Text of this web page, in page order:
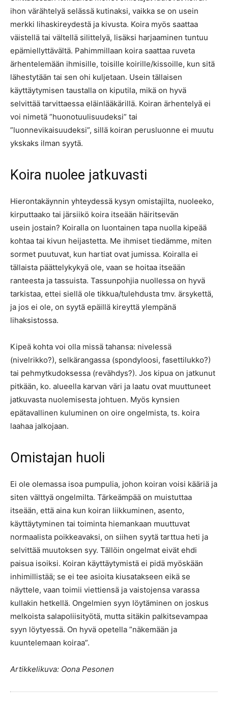
ihon värähtelyä selässä kutinaksi, vaikka se on usein
merkki lihaskireydestä ja kivusta. Koira myös saattaa
väistellä tai vältellä silittelyä, lisäksi harjaaminen tuntuu
epämiellyttävältä. Pahimmillaan koira saattaa ruveta
ärhentelemään ihmisille, toisille koirille/kissoille, kun sitä
lähestytään tai sen ohi kuljetaan. Usein tällaisen
käyttäytymisen taustalla on kiputila, mikä on hyvä
selvittää tarvittaessa eläinlääkärillä. Koiran ärhentelyä ei
voi nimetä ”huonotuulisuudeksi” tai
”luonnevikaisuudeksi”, sillä koiran perusluonne ei muutu
ykskaks ilman syytä.
Koira nuolee jatkuvasti
Hierontakäynnin yhteydessä kysyn omistajilta, nuoleeko,
kirputtaako tai järsiikö koira itseään häiritsevän
usein jostain? Koiralla on luontainen tapa nuolla kipeää
kohtaa tai kivun heijastetta. Me ihmiset tiedämme, miten
sormet puutuvat, kun hartiat ovat jumissa. Koiralla ei
tällaista päättelykykyä ole, vaan se hoitaa itseään
ranteesta ja tassuista. Tassunpohjia nuollessa on hyvä
tarkistaa, ettei siellä ole tikkua/tulehdusta tmv. ärsykettä,
ja jos ei ole, on syytä epäillä kireyttä ylempänä
lihaksistossa.
Kipeä kohta voi olla missä tahansa: nivelessä
(nivelrikko?), selkärangassa (spondyloosi, fasettilukko?)
tai pehmytkudoksessa (revähdys?). Jos kipua on jatkunut
pitkään, ko. alueella karvan väri ja laatu ovat muuttuneet
jatkuvasta nuolemisesta johtuen. Myös kynsien
epätavallinen kuluminen on oire ongelmista, ts. koira
laahaa jalkojaan.
Omistajan huoli
Ei ole olemassa isoa pumpulia, johon koiran voisi kääriä ja
siten välttyä ongelmilta. Tärkeämpää on muistuttaa
itseään, että aina kun koiran liikkuminen, asento,
käyttäytyminen tai toiminta hiemankaan muuttuvat
normaalista poikkeavaksi, on siihen syytä tarttua heti ja
selvittää muutoksen syy. Tällöin ongelmat eivät ehdi
paisua isoiksi. Koiran käyttäytymistä ei pidä myöskään
inhimillistää; se ei tee asioita kiusatakseen eikä se
näyttele, vaan toimii viettiensä ja vaistojensa varassa
kullakin hetkellä. Ongelmien syyn löytäminen on joskus
melkoista salapoliisityötä, mutta sitäkin palkitsevampaa
syyn löytyessä. On hyvä opetella ”näkemään ja
kuuntelemaan koiraa”.
Artikkelikuva: Oona Pesonen